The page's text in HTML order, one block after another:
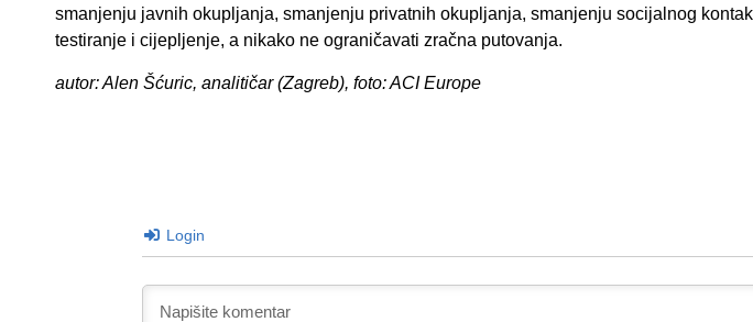
smanjenju javnih okupljanja, smanjenju privatnih okupljanja, smanjenju socijalnog
testiranje i cijepljenje, a nikako ne ograničavati zračna putovanja.
autor: Alen Šćuric, analitičar (Zagreb), foto: ACI Europe
Login